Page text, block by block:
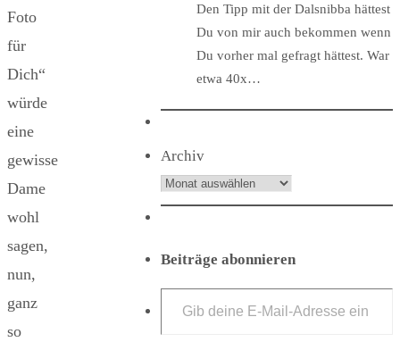
Foto
für
Dich“
würde
eine
gewisse
Dame
wohl
sagen,
nun,
ganz
so
Den Tipp mit der Dalsnibba hättest
Du von mir auch bekommen wenn
Du vorher mal gefragt hättest. War
etwa 40x…
Archiv
Beiträge abonnieren
Gib deine E-Mail-Adresse ein ...